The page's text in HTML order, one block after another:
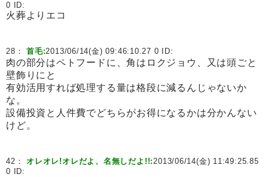
0 ID:
火葬よりエコ
28：首毛:2013/06/14(金) 09:46:10.27 0 ID:
肉の部分はペトフードに、角はロクジョウ、又は頭ごと
壁飾りにと
有効活用すれば処理する量は格段に減るんじゃないか
な。
設備投資と人件費でどちらがお得になるかは分かんない
けど。
42：オレオレ!オレだよ、名無しだよ!!:2013/06/14(金) 11:49:25.85
0 ID: